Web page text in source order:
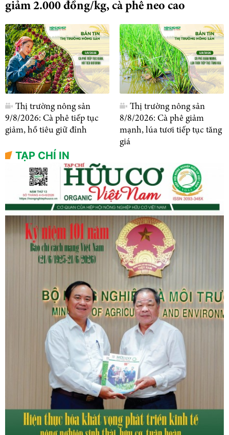
giảm 2.000 đồng/kg, cà phê neo cao
Thị trường nông sản
9/8/2026: Cà phê tiếp tục
giảm, hồ tiêu giữ đỉnh
Thị trường nông sản
8/8/2026: Cà phê giảm
mạnh, lúa tươi tiếp tục tăng
giá
TẠP CHÍ IN